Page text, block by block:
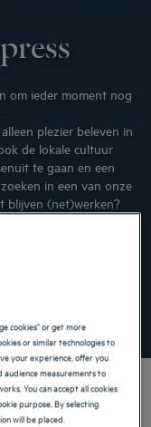
om ieder moment nog
plezier beleven in
de lokale cultuur
te gaan en een
in een van onze
blijven (net)werken?
bij betaling met
het flexibele tarief, en
nachten (zonder
cookies" or get more
or similar technologies to
your experience, offer you
measurements to
You can accept all cookies
purpose. By selecting
will be placed.